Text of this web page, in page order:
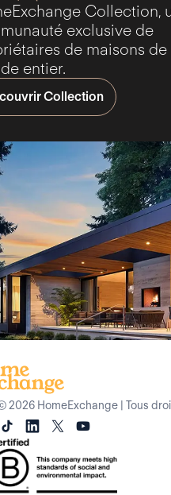
Collection,
exclusive de
de maisons de
entier.
Collection
2026 HomeExchange Tous